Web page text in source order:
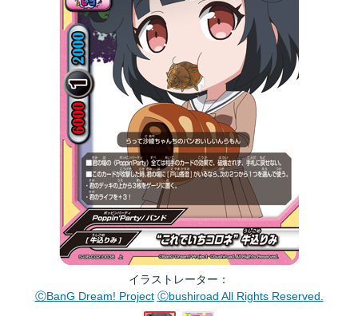
イラストレーター
ⒸBanG Dream! Project Ⓒbushiroad All Rights Reserved.